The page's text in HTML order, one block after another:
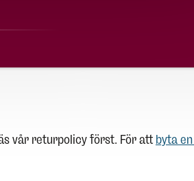
vår returpolicy först. För att byta